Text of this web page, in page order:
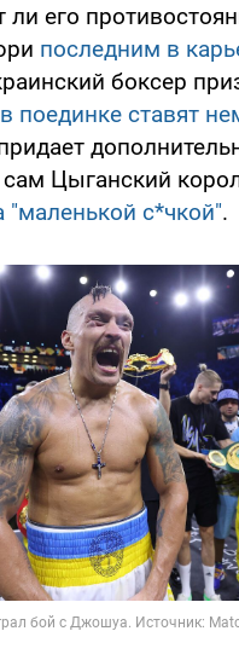
ли его
последним в
боксер
поединке ставят
Цыганский
"маленькой с*чкой".